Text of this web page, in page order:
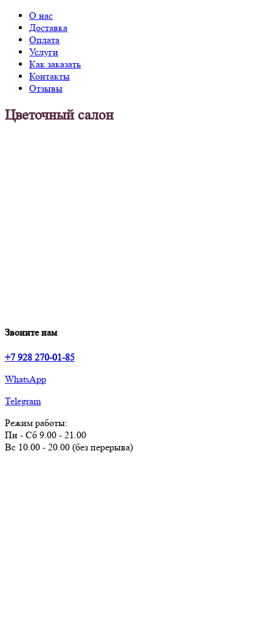
О нас
Доставка
Оплата
Услуги
Как заказать
Контакты
Отзывы
Цветочный салон
Звоните нам
+7 928 270-01-85
WhatsApp
Telegram
Режим работы:
Пн - Сб 9.00 - 21.00
Вс 10.00 - 20.00 (без перерыва)